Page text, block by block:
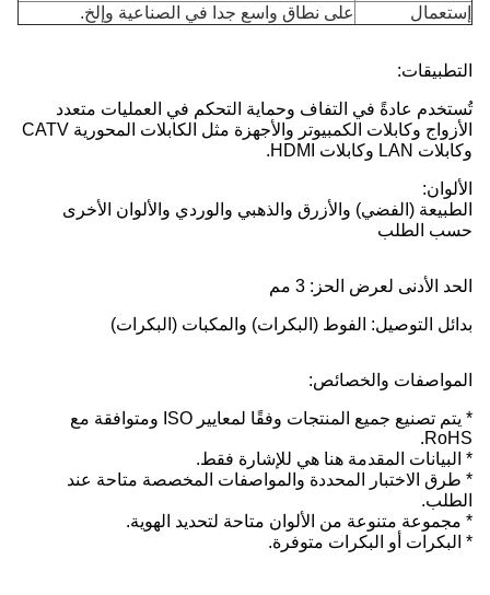
إستعمال
على نطاق واسع جدا في الصناعية وإلخ.
التطبيقات:
تُستخدم عادةً في التفاف وحماية التحكم في العمليات متعدد
الأزواج وكابلات الكمبيوتر والأجهزة مثل الكابلات المحورية CATV
وكابلات LAN وكابلات HDMI.
الألوان:
الطبيعة (الفضي) والأزرق والذهبي والوردي والألوان الأخرى
حسب الطلب
الحد الأدنى لعرض الحز: 3 مم
بدائل التوصيل: الفوط (البكرات) والمكبات (البكرات)
المواصفات والخصائص:
* يتم تصنيع جميع المنتجات وفقًا لمعايير ISO ومتوافقة مع
RoHS.
* البيانات المقدمة هنا هي للإشارة فقط.
* طرق الاختبار المحددة والمواصفات المخصصة متاحة عند
الطلب.
* مجموعة متنوعة من الألوان متاحة لتحديد الهوية.
* البكرات أو البكرات متوفرة.